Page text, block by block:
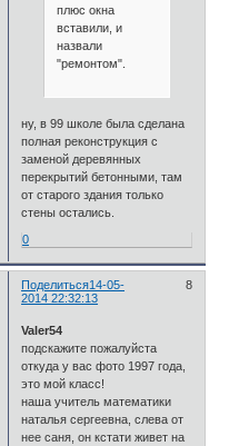
плюс окна
вставили, и
назвали
"ремонтом".
ну, в 99 школе была сделана
полная реконструкция с
заменой деревянных
перекрытий бетонными, там
от старого здания только
стены остались.
0
Поделиться 8
14-05-
2014 22:32:13
Valer54
подскажите пожалуйста
откуда у вас фото 1997 года,
это мой класс!
наша учитель математики
наталья сергеевна, слева от
нее саня, он кстати живет на